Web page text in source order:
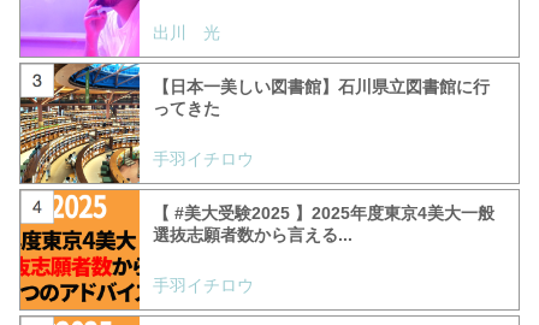
出川 光
【日本一美しい図書館】石川県立図書館に行
ってきた
手羽イチロウ
【 #美大受験2025 】2025年度東京4美大一般
選抜志願者数から言える...
手羽イチロウ